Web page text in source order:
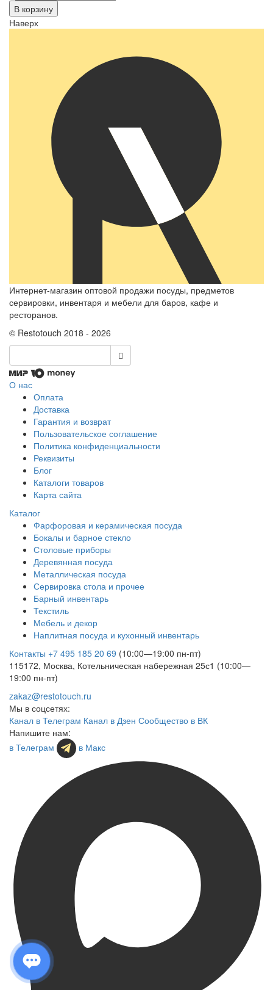
В корзину
Наверх
Интернет-магазин оптовой продажи посуды, предметов
сервировки, инвентаря и мебели для баров, кафе и
ресторанов.
© Restotouch 2018 - 2026
О нас
Оплата
Доставка
Гарантия и возврат
Пользовательское соглашение
Политика конфиденциальности
Реквизиты
Блог
Каталоги товаров
Карта сайта
Каталог
Фарфоровая и керамическая посуда
Бокалы и барное стекло
Столовые приборы
Деревянная посуда
Металлическая посуда
Сервировка стола и прочее
Барный инвентарь
Текстиль
Мебель и декор
Наплитная посуда и кухонный инвентарь
Контакты +7 495 185 20 69 (10:00—19:00 пн-пт)
115172, Москва, Котельническая набережная 25с1 (10:00—
19:00 пн-пт)
zakaz@restotouch.ru
Мы в соцсетях:
Канал в Телеграм Канал в Дзен Сообщество в ВК
Напишите нам:
в Телеграм
в Макс